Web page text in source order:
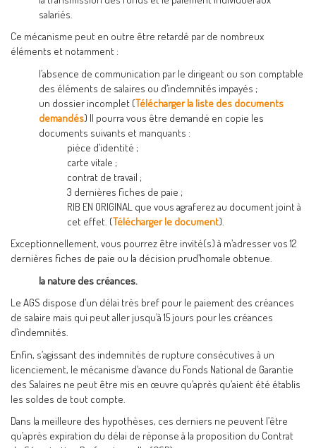
salariés.
Ce mécanisme peut en outre être retardé par de nombreux
éléments et notamment :
l’absence de communication par le dirigeant ou son comptable
des éléments de salaires ou d’indemnités impayés ;
un dossier incomplet (Télécharger la liste des documents
demandés) Il pourra vous être demandé en copie les
documents suivants et manquants :
pièce d’identité ;
carte vitale ;
contrat de travail ;
3 dernières fiches de paie ;
RIB EN ORIGINAL que vous agraferez au document joint à
cet effet. (Télécharger le document).
Exceptionnellement, vous pourrez être invité(s) à m’adresser vos 12
dernières fiches de paie ou la décision prud’homale obtenue.
la nature des créances.
Le AGS dispose d’un délai très bref pour le paiement des créances
de salaire mais qui peut aller jusqu’à 15 jours pour les créances
d’indemnités.
Enfin, s’agissant des indemnités de rupture consécutives à un
licenciement, le mécanisme d’avance du Fonds National de Garantie
des Salaires ne peut être mis en œuvre qu’après qu’aient été établis
les soldes de tout compte.
Dans la meilleure des hypothèses, ces derniers ne peuvent l’être
qu’après expiration du délai de réponse à la proposition du Contrat